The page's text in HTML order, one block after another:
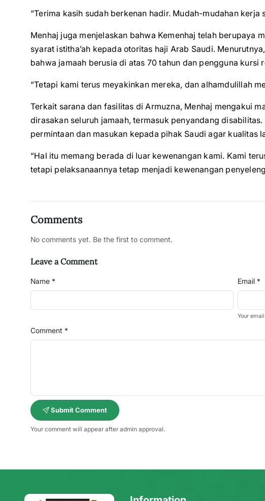
“Terima kasih sudah berkenan hadir. Mudah-mudahan
Menhaj juga menjelaskan bahwa Kemenhaj telah berupaya
syarat istitha’ah kepada otoritas haji Arab Saudi.
bahwa jamaah berusia di atas 70 tahun dan pengguna kursi
“Tetapi kami terus meyakinkan mereka, dan alhamdulillah
Terkait sarana dan fasilitas di Armuzna, Menhaj mengakui
dirasakan seluruh jamaah, termasuk penyandang
permintaan dan masukan kepada pihak Saudi agar kualitas
“Hal itu memang berada di luar kewenangan kami. Kami
tetapi pelaksanaannya tetap menjadi kewenangan
Comments
No comments yet. Be the first to comment.
Leave a Comment
Name * Email *
Your
Comment *
Submit Comment
Your comment will appear after admin approval.